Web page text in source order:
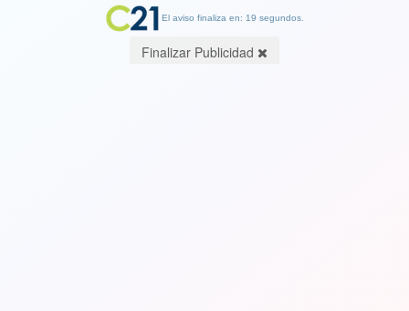
El aviso finaliza en: 19 segundos.
Finalizar Publicidad